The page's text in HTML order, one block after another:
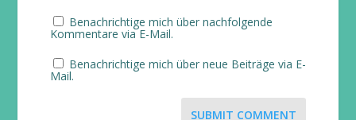
Benachrichtige mich über nachfolgende
Kommentare via E-Mail.
Benachrichtige mich über neue Beiträge via E-
Mail.
SUBMIT COMMENT